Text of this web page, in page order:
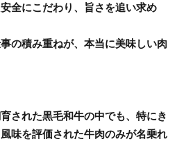
全にこだわり、旨さを追い求め
の積み重ねが、本当に美味しい肉
された黒毛和牛の中でも、特にき
味を評価された牛肉のみが名乗れ